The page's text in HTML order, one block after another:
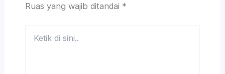
Ruas yang wajib ditandai *